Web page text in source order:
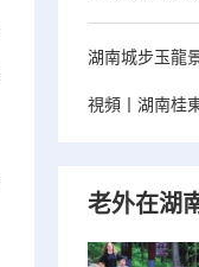
湖南城步玉龍
視頻丨湖南桂
老外在湖